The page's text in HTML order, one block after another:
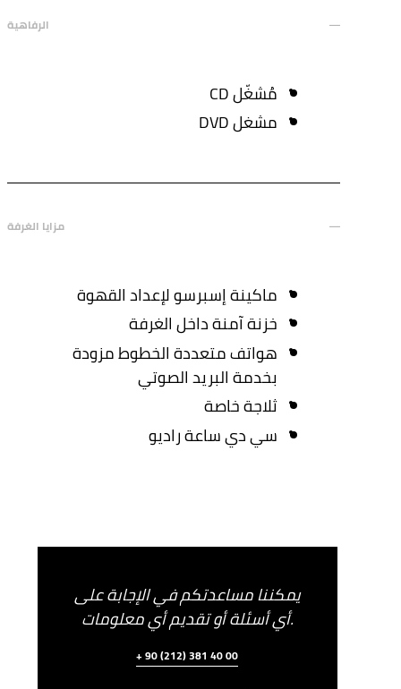
الرفاهية
مُشغّل CD
مشغل DVD
مزايا الغرفة
ماكينة إسبرسو لإعداد القهوة
خزنة آمنة داخل الغرفة
هواتف متعددة الخطوط مزودة
بخدمة البريد الصوتي
ثلاجة خاصة
سي دي ساعة راديو
يمكننا مساعدتكم في الإجابة على
أي أسئلة أو تقديم أي معلومات.
+ 90 (212) 381 40 00